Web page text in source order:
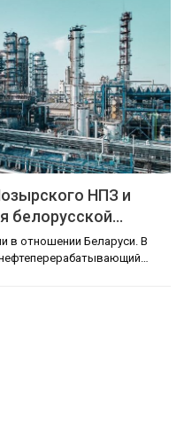
НПЗ и
белорусской…
в отношении Беларуси. В